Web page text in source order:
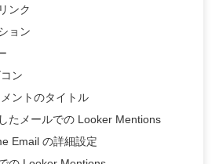
ンク
ョン
ン
ントのタイトル
たメールでの Looker Mentions
Email の詳細設定